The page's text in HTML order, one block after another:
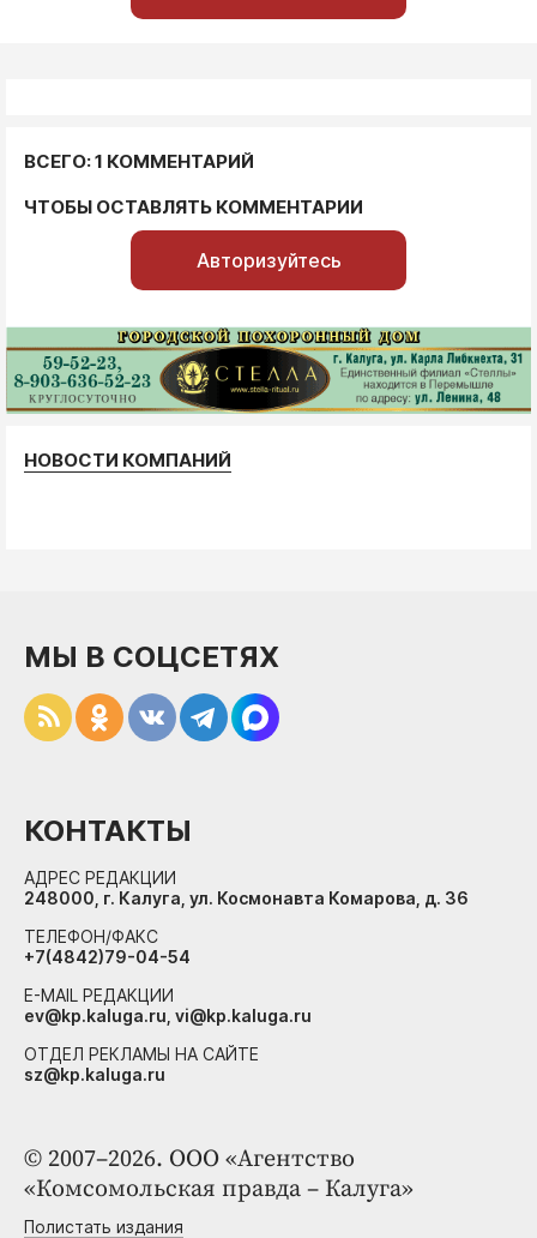
ВСЕГО: 1 КОММЕНТАРИЙ
ЧТОБЫ ОСТАВЛЯТЬ КОММЕНТАРИИ
Авторизуйтесь
НОВОСТИ КОМПАНИЙ
© 2007–2026. ООО «Агентство
«Комсомольская правда – Калуга»
Полистать издания
МЫ В СОЦСЕТЯХ
КОНТАКТЫ
АДРЕС РЕДАКЦИИ
248000, г. Калуга, ул. Космонавта Комарова, д. 36
ТЕЛЕФОН/ФАКС
+7(4842)79-04-54
E-MAIL РЕДАКЦИИ
ev@kp.kaluga.ru, vi@kp.kaluga.ru
ОТДЕЛ РЕКЛАМЫ НА САЙТЕ
sz@kp.kaluga.ru